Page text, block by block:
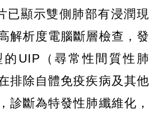
已顯示雙側肺部有浸潤現
解析度電腦斷層檢查，發
UIP（尋常性間質性肺
排除自體免疫疾病及其他
診斷為特發性肺纖維化，